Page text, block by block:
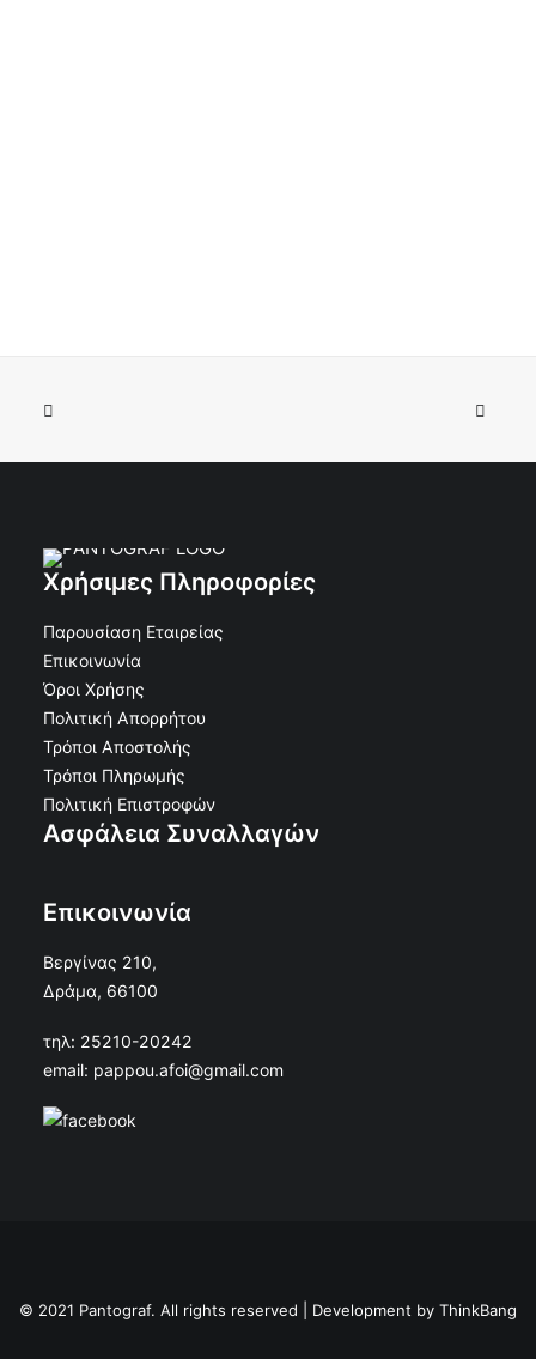
Κωδικός: 30-12370
Χρήσιμες Πληροφορίες
Παρουσίαση Εταιρείας
Επικοινωνία
Όροι Χρήσης
Πολιτική Απορρήτου
Τρόποι Αποστολής
Τρόποι Πληρωμής
Πολιτική Επιστροφών
Ασφάλεια Συναλλαγών
Επικοινωνία
Βεργίνας 210,
Δράμα, 66100
τηλ: 25210-20242
email: pappou.afoi@gmail.com
© 2021 Pantograf. All rights reserved | Development by ThinkBang